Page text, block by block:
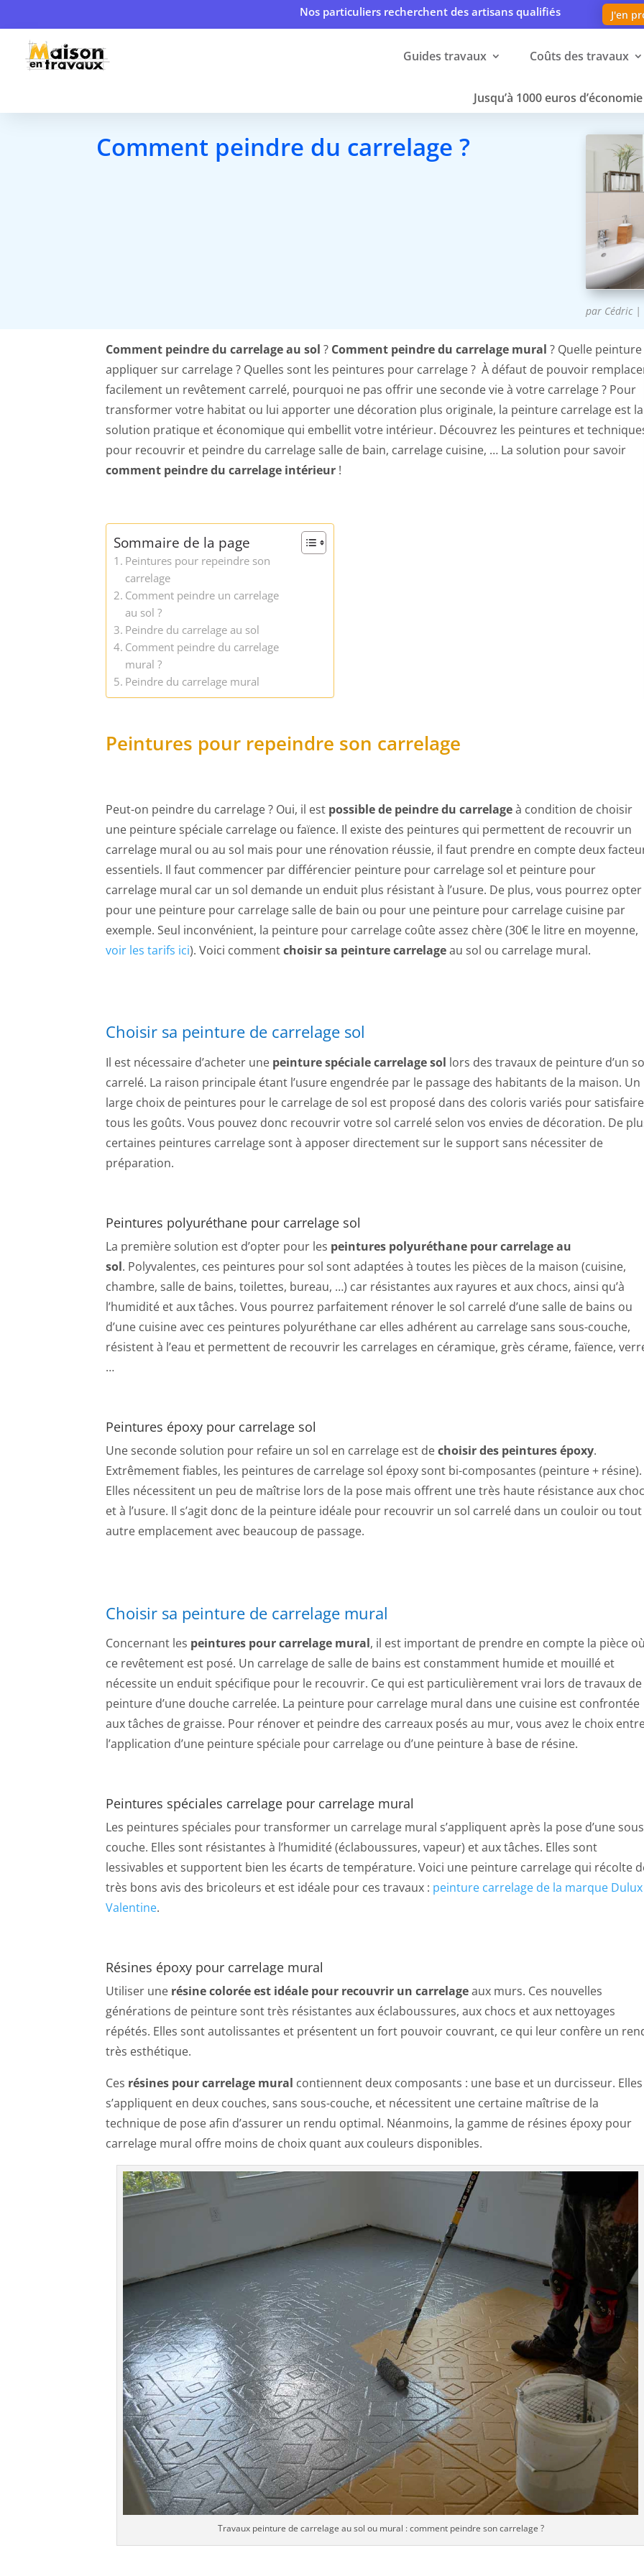
Nos particuliers recherchent des artisans qualifiés J'en
Guides travaux Coûts des travaux
Jusqu’à 1000 euros
Comment peindre du carrelage ?
par Cédric|
Comment peindre du carrelage au sol ? Comment peindre du carrelage mural ? Quelle peinture
appliquer sur carrelage ? Quelles sont les peintures pour carrelage ? À défaut de pouvoir
facilement un revêtement carrelé, pourquoi ne pas offrir une seconde vie à votre carrelage ? Pour
transformer votre habitat ou lui apporter une décoration plus originale, la peinture carrelage est la
solution pratique et économique qui embellit votre intérieur. Découvrez les peintures et
pour recouvrir et peindre du carrelage salle de bain, carrelage cuisine, … La solution pour savoir
comment peindre du carrelage intérieur !
Sommaire de la page
Peintures pour repeindre son
carrelage
Comment peindre un carrelage
au sol ?
Peindre du carrelage au sol
Comment peindre du carrelage
mural ?
Peindre du carrelage mural
Peintures pour repeindre son carrelage
Peut-on peindre du carrelage ? Oui, il est possible de peindre du carrelageà condition de choisir
une peinture spéciale carrelage ou faïence. Il existe des peintures qui permettent de recouvrir un
carrelage mural ou au sol mais pour une rénovation réussie, il faut prendre en compte deux
essentiels. Il faut commencer par différencier peinture pour carrelage sol et peinture pour
carrelage mural car un sol demande un enduit plus résistant à l’usure. De plus, vous pourrez opter
pour une peinture pour carrelage salle de bain ou pour une peinture pour carrelage cuisine par
exemple. Seul inconvénient, la peinture pour carrelage coûte assez chère (30€ le litre en moyenne,
voir les tarifs ici). Voici commentchoisir sa peinture carrelageau sol ou carrelage mural.
Choisir sa peinture de carrelage sol
Il est nécessaire d’acheter une peinture spéciale carrelage sol lors des travaux de peinture d’un
carrelé. La raison principale étant l’usure engendrée par le passage des habitants de la maison. Un
large choix de peintures pour le carrelage de sol est proposé dans des coloris variés pour satisfaire
tous les goûts. Vous pouvez donc recouvrir votre sol carrelé selon vos envies de décoration. De
certaines peintures carrelage sont à apposer directement sur le support sans nécessiter de
préparation.
Peintures polyuréthane pour carrelage sol
La première solution est d’opter pour les peintures polyuréthane pour carrelage au
sol. Polyvalentes, ces peintures pour sol sont adaptées à toutes les pièces de la maison (cuisine,
chambre, salle de bains, toilettes, bureau, …) car résistantes aux rayures et aux chocs, ainsi qu’à
l’humidité et aux tâches. Vous pourrez parfaitement rénover le sol carrelé d’une salle de bains ou
d’une cuisine avec ces peintures polyuréthane car elles adhérent au carrelage sans sous-couche,
résistent à l’eau et permettent de recouvrir les carrelages en céramique, grès cérame, faïence,
…
Peintures époxy pour carrelage sol
Une seconde solution pour refaire un sol en carrelage est dechoisir des peintures époxy.
Extrêmement fiables, les peintures de carrelage sol époxy sont bi-composantes (peinture + résine).
Elles nécessitent un peu de maîtrise lors de la pose mais offrent une très haute résistance aux
et à l’usure. Il s’agit donc de la peinture idéale pour recouvrir un sol carrelé dans un couloir ou tout
autre emplacement avec beaucoup de passage.
Choisir sa peinture de carrelage mural
Concernant les peintures pour carrelage mural, il est important de prendre en compte la pièce
ce revêtement est posé. Un carrelage de salle de bains est constamment humide et mouillé et
nécessite un enduit spécifique pour le recouvrir. Ce qui est particulièrement vrai lors de travaux de
peinture d’une douche carrelée. La peinture pour carrelage mural dans une cuisine est confrontée
aux tâches de graisse. Pour rénover et peindre des carreaux posés au mur, vous avez le choix
l’application d’une peinture spéciale pour carrelage ou d’une peinture à base de résine.
Peintures spéciales carrelage pour carrelage mural
Les peintures spéciales pour transformer un carrelage mural s’appliquent après la pose d’une
couche. Elles sont résistantes à l’humidité (éclaboussures, vapeur) et aux tâches. Elles sont
lessivables et supportent bien les écarts de température. Voici une peinture carrelage qui récolte
très bons avis des bricoleurs et est idéale pour ces travaux : peinture carrelage de la marque Dulux
Valentine.
Résines époxy pour carrelage mural
Utiliser une résine colorée est idéale pour recouvrir un carrelageaux murs. Ces nouvelles
générations de peinture sont très résistantes aux éclaboussures, aux chocs et aux nettoyages
répétés. Elles sont autolissantes et présentent un fort pouvoir couvrant, ce qui leur confère un
très esthétique.
Ces résines pour carrelage mural contiennent deux composants : une base et un durcisseur. Elles
s’appliquent en deux couches, sans sous-couche, et nécessitent une certaine maîtrise de la
technique de pose afin d’assurer un rendu optimal. Néanmoins, la gamme de résines époxy pour
carrelage mural offre moins de choix quant aux couleurs disponibles.
Travaux peinture de carrelage au sol ou mural : comment peindre son carrelage ?